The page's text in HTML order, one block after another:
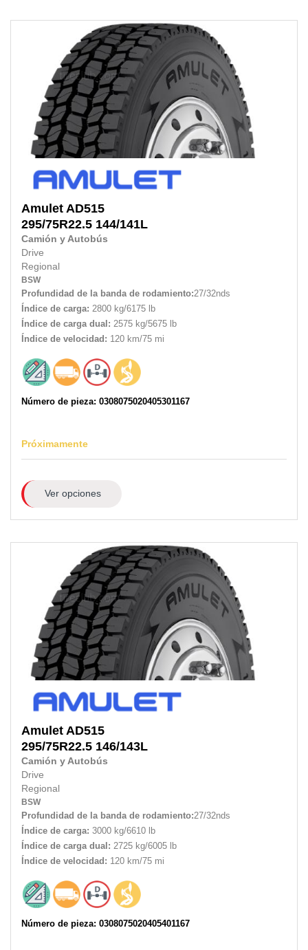
Amulet AD515
295/75R22.5 144/141L
Camión y Autobús
Drive
Regional
BSW
Profundidad de la banda de rodamiento:27/32nds
Índice de carga: 2800 kg/6175 lb
Índice de carga dual: 2575 kg/5675 lb
Índice de velocidad: 120 km/75 mi
Número de pieza: 0308075020405301167
Próximamente
Ver opciones
Amulet AD515
295/75R22.5 146/143L
Camión y Autobús
Drive
Regional
BSW
Profundidad de la banda de rodamiento:27/32nds
Índice de carga: 3000 kg/6610 lb
Índice de carga dual: 2725 kg/6005 lb
Índice de velocidad: 120 km/75 mi
Número de pieza: 0308075020405401167